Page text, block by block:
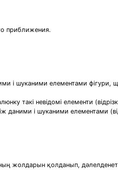
приближения.
і шуканими елементами фігури,
такі невідомі елементи
даними і шуканими елементами
жолдарын қолданып,